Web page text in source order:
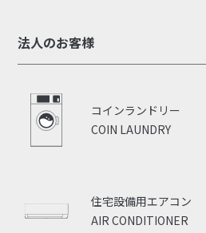
法人のお客様
COIN LAUNDRY
コインランドリー
AIR CONDITIONER
住宅設備用エアコン